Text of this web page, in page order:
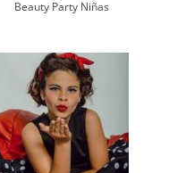
Beauty Party Niñas